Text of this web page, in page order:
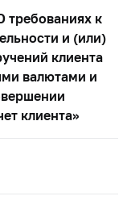
требованиях к
и (или)
клиента
валютами и
клиента»